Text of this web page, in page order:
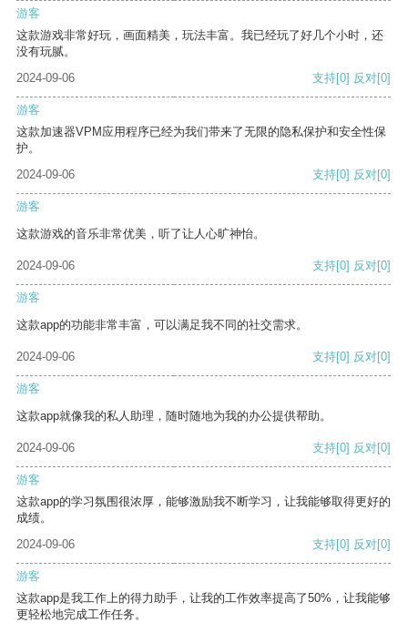
游客
这款游戏非常好玩，画面精美，玩法丰富。我已经玩了好几个小时，还
没有玩腻。
2024-09-06
支持[0] 反对[0]
游客
这款加速器VPM应用程序已经为我们带来了无限的隐私保护和安全性保
护。
2024-09-06
支持[0] 反对[0]
游客
这款游戏的音乐非常优美，听了让人心旷神怡。
2024-09-06 支持[0] 反对[0]
游客
这款app的功能非常丰富，可以满足我不同的社交需求。
2024-09-06 支持[0] 反对[0]
游客
这款app就像我的私人助理，随时随地为我的办公提供帮助。
2024-09-06 支持[0] 反对[0]
游客
这款app的学习氛围很浓厚，能够激励我不断学习，让我能够取得更好的
成绩。
2024-09-06
支持[0] 反对[0]
游客
这款app是我工作上的得力助手，让我的工作效率提高了50%，让我能够
更轻松地完成工作任务。